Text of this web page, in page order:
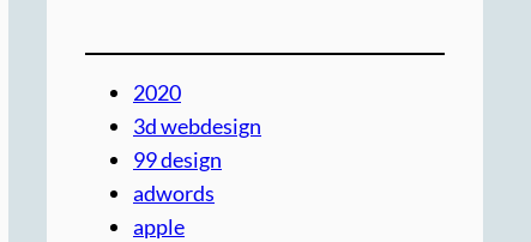
2020
3d webdesign
99 design
adwords
apple